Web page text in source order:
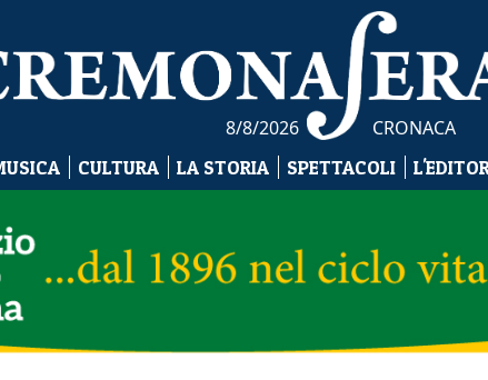
8/8/2026 CRONACA
CULTURA LA STORIA SPETTACOLI